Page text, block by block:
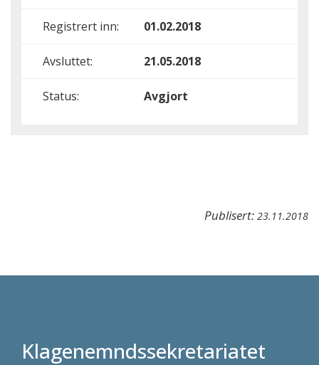
Registrert inn: 01.02.2018
Avsluttet: 21.05.2018
Status: Avgjort
Publisert: 23.11.2018
Klagenemndssekretariatet